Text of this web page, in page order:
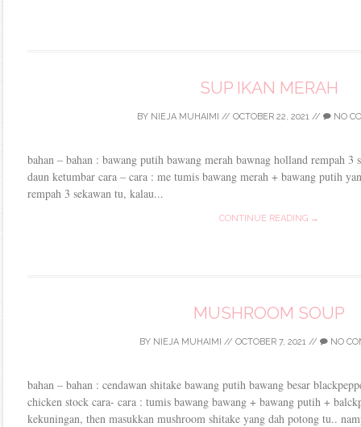
SUP IKAN MERAH
BY NIEJA MUHAIMI // OCTOBER 22, 2021// NO
bahan – bahan : bawang putih bawang merah bawnag holland rempah 3
daun ketumbar cara – cara : me tumis bawang merah + bawang putih
rempah 3 sekawan tu, kalau...
CONTINUE READING →
MUSHROOM SOUP
BY NIEJA MUHAIMI // OCTOBER 7, 2021 // NO
bahan – bahan : cendawan shitake bawang putih bawang besar
chicken stock cara- cara : tumis bawang bawang + bawang putih +
kekuningan, then masukkan mushroom shitake yang dah potong tu..